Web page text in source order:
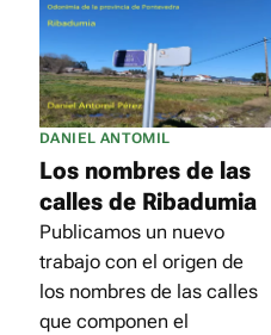
DANIEL ANTOMIL
Los nombres de las
calles de Ribadumia
Publicamos un nuevo
trabajo con el origen de
los nombres de las calles
que componen el